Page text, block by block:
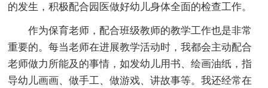
的发生，积极配合园医做好幼儿身体全面的检查工作。
作为保育老师，配合班级教师的教学工作也是非常
重要的。每当老师在进展教学活动时，我都会主动配合
老师做力所能及的事情，如发幼儿用书、绘画油纸，指
导幼儿画画、做手工、做游戏、讲故事等。我还经常在